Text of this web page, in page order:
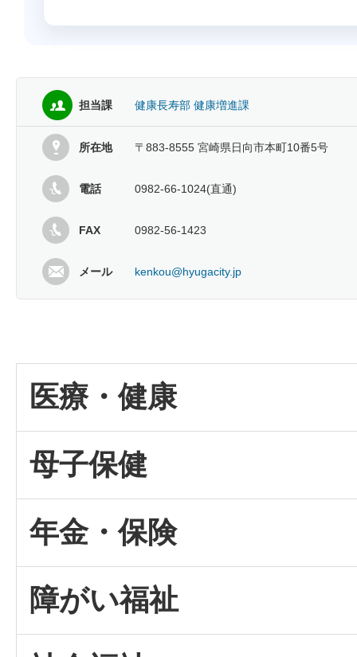
担当課 健康長寿部 健康増進課
所在地 〒883-8555 宮崎県日向市本町10番5号
電話 0982-66-1024(直通)
FAX 0982-56-1423
メール kenkou@hyugacity.jp
医療・健康
母子保健
年金・保険
障がい福祉